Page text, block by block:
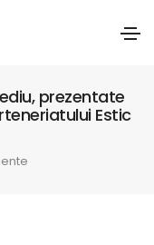
prezentate
Estic